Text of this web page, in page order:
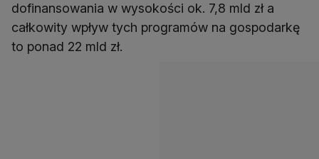
dofinansowania w wysokości ok. 7,8 mld zł a
całkowity wpływ tych programów na gospodarkę
to ponad 22 mld zł.